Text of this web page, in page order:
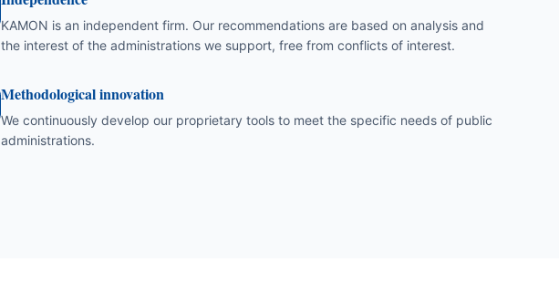
KAMON is an independent firm. Our recommendations are based on analysis and
the interest of the administrations we support, free from conflicts of interest.
Methodological innovation
We continuously develop our proprietary tools to meet the specific needs of public
administrations.